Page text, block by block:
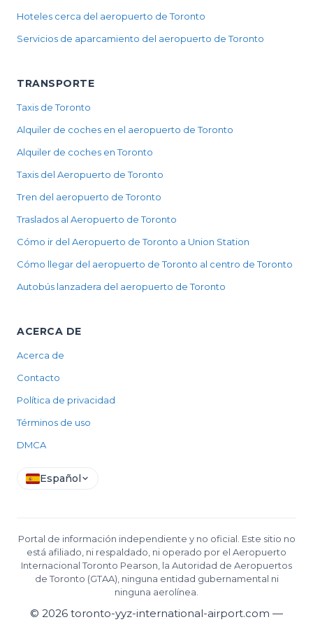
Hoteles cerca del aeropuerto de Toronto
Servicios de aparcamiento del aeropuerto de Toronto
TRANSPORTE
Taxis de Toronto
Alquiler de coches en el aeropuerto de Toronto
Alquiler de coches en Toronto
Taxis del Aeropuerto de Toronto
Tren del aeropuerto de Toronto
Traslados al Aeropuerto de Toronto
Cómo ir del Aeropuerto de Toronto a Union Station
Cómo llegar del aeropuerto de Toronto al centro de Toronto
Autobús lanzadera del aeropuerto de Toronto
ACERCA DE
Acerca de
Contacto
Política de privacidad
Términos de uso
DMCA
Español
Portal de información independiente y no oficial. Este sitio no
está afiliado, ni respaldado, ni operado por el Aeropuerto
Internacional Toronto Pearson, la Autoridad de Aeropuertos
de Toronto (GTAA), ninguna entidad gubernamental ni
ninguna aerolínea.
© 2026 toronto-yyz-international-airport.com —